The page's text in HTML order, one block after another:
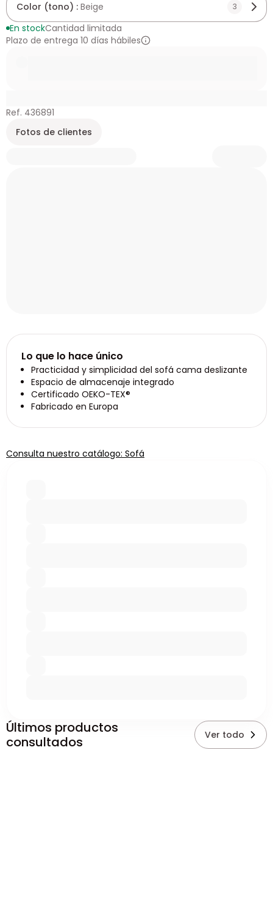
Color (tono) : Beige 3
En stockCantidad limitada
Plazo de entrega 10 días hábiles
Ref. 436891
Fotos de clientes
Lo que lo hace único
Practicidad y simplicidad del sofá cama deslizante
Espacio de almacenaje integrado
Certificado OEKO-TEX®
Fabricado en Europa
Consulta nuestro catálogo: Sofá
Últimos productos
consultados
Ver todo